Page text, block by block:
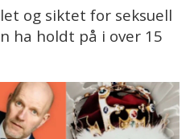
og siktet for seksuell
ha holdt på i over 15